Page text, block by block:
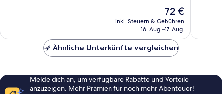
Bewertungen
Der
Preis
beträgt
72 €
inkl. Steuern & Gebühren
16. Aug.–17. Aug.
Ähnliche Unterkünfte vergleichen
Melde dich an, um verfügbare Rabatte und Vorteile
anzuzeigen. Mehr Prämien für noch mehr Abenteuer!